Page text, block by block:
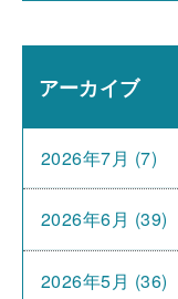
アーカイブ
2026年7月 (7)
2026年6月 (39)
2026年5月 (36)